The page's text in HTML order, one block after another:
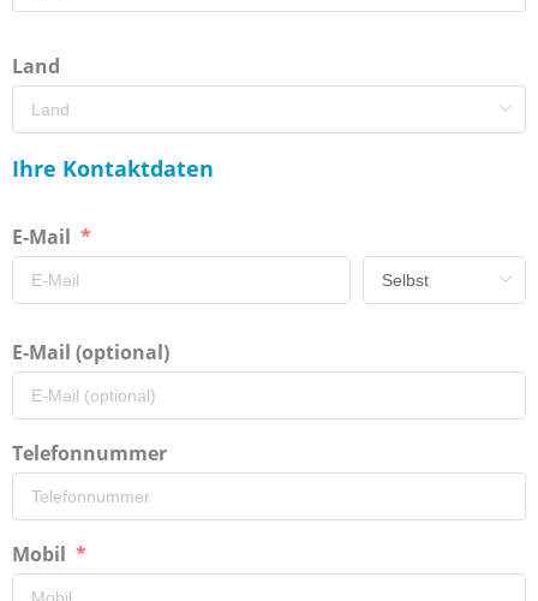
Land
Ihre Kontaktdaten
E-Mail
E-Mail (optional)
Telefonnummer
Mobil